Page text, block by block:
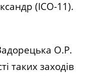
(ІСО-11).
О.Р.
таких заходів